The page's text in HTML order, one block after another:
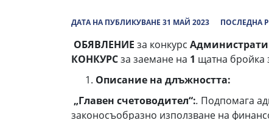
ДАТА НА ПУБЛИКУВАНЕ 31 МАЙ 2023 ПОСЛЕДНА
ОБЯВЛЕНИЕ за конкурс
КОНКУРСза заемане на 1 щатна бройка
Описание на длъжността:
„Главен счетоводител“:. Подпомага
законосъобразно използване на